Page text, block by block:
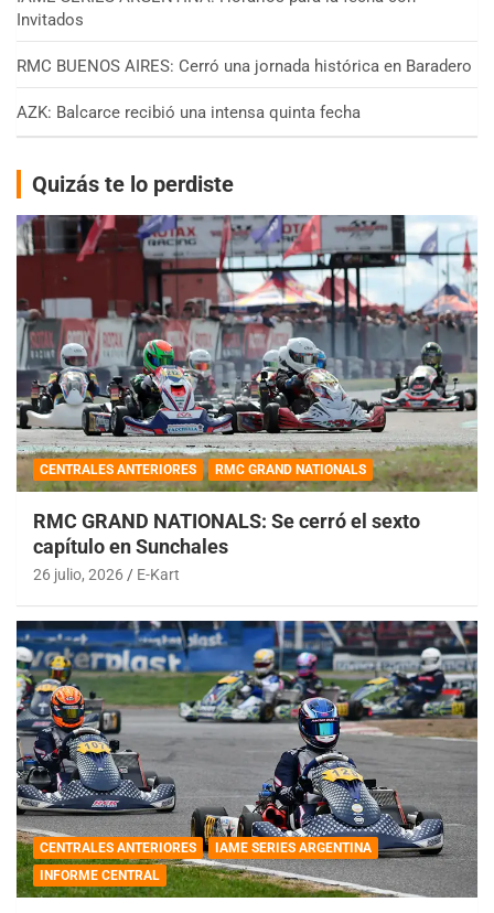
Invitados
RMC BUENOS AIRES: Cerró una jornada histórica en Baradero
AZK: Balcarce recibió una intensa quinta fecha
Quizás te lo perdiste
CENTRALES ANTERIORES RMC GRAND NATIONALS
RMC GRAND NATIONALS: Se cerró el sexto
capítulo en Sunchales
26 julio, 2026 E-Kart
CENTRALES ANTERIORES
IAME SERIES ARGENTINA
INFORME CENTRAL